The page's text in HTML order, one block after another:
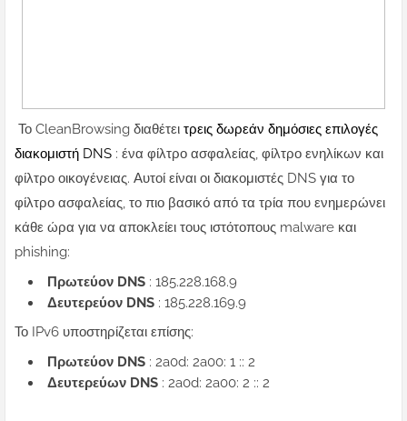
Το CleanBrowsing διαθέτει τρεις δωρεάν δημόσιες επιλογές
διακομιστή DNS : ένα φίλτρο ασφαλείας, φίλτρο ενηλίκων και
φίλτρο οικογένειας. Αυτοί είναι οι διακομιστές DNS για το
φίλτρο ασφαλείας, το πιο βασικό από τα τρία που ενημερώνει
κάθε ώρα για να αποκλείει τους ιστότοπους malware και
phishing:
Πρωτεύον DNS : 185.228.168.9
Δευτερεύον DNS : 185.228.169.9
Το IPv6 υποστηρίζεται επίσης:
Πρωτεύον DNS : 2a0d: 2a00: 1 :: 2
Δευτερεύων DNS : 2a0d: 2a00: 2 :: 2